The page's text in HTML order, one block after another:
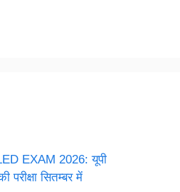
EXAM 2026: यूपी
परीक्षा सितम्बर में